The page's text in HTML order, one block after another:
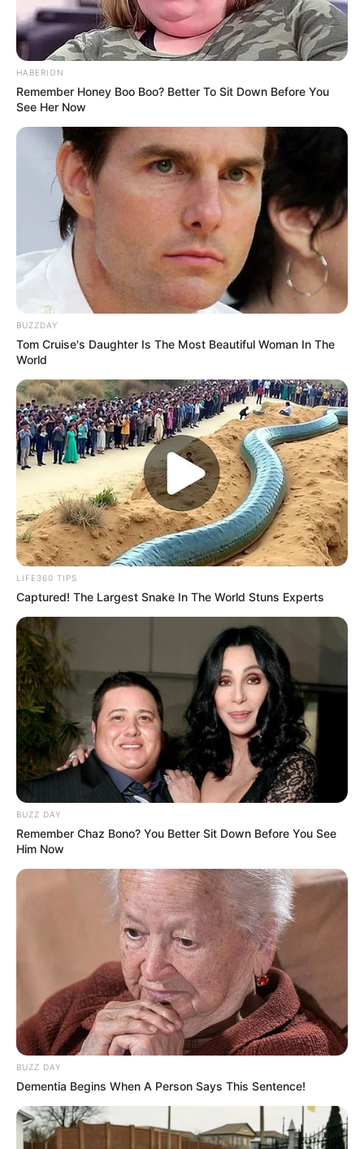
HABERION
Remember Honey Boo Boo? Better To Sit Down Before You
See Her Now
BUZZDAY
Tom Cruise's Daughter Is The Most Beautiful Woman In The
World
LIFE360 TIPS
Captured! The Largest Snake In The World Stuns Experts
BUZZ DAY
Remember Chaz Bono? You Better Sit Down Before You See
Him Now
BUZZ DAY
Dementia Begins When A Person Says This Sentence!